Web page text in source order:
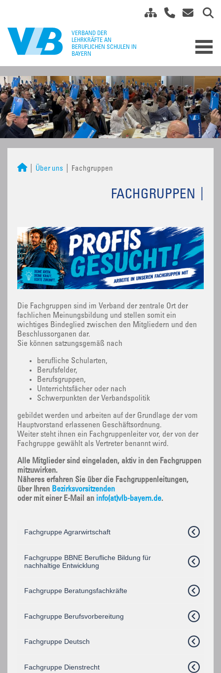
Über uns Fachgruppen
FACHGRUPPEN
Die Fachgruppen sind im Verband der zentrale Ort der
fachlichen Meinungsbildung und stellen somit ein
wichtiges Bindeglied zwischen den Mitgliedern und den
Beschlussorganen dar.
Sie können satzungsgemäß nach
berufliche Schularten,
Berufsfelder,
Berufsgruppen,
Unterrichtsfächer oder nach
Schwerpunkten der Verbandspolitik
gebildet werden und arbeiten auf der Grundlage der vom
Hauptvorstand erlassenen Geschäftsordnung.
Weiter steht ihnen ein Fachgruppenleiter vor, der von der
Fachgruppe gewählt als Vertreter benannt wird.
Alle Mitglieder sind eingeladen, aktiv in den Fachgruppen
mitzuwirken.
Näheres erfahren Sie über die Fachgruppenleitungen,
über Ihren Bezirksvorsitzenden
oder mit einer E-Mail an info(at)vlb-bayern.de.
Fachgruppe Agrarwirtschaft
Fachgruppe BBNE Berufliche Bildung für
nachhaltige Entwicklung
Fachgruppe Beratungsfachkräfte
Fachgruppe Berufsvorbereitung
Fachgruppe Deutsch
Fachgruppe Dienstrecht